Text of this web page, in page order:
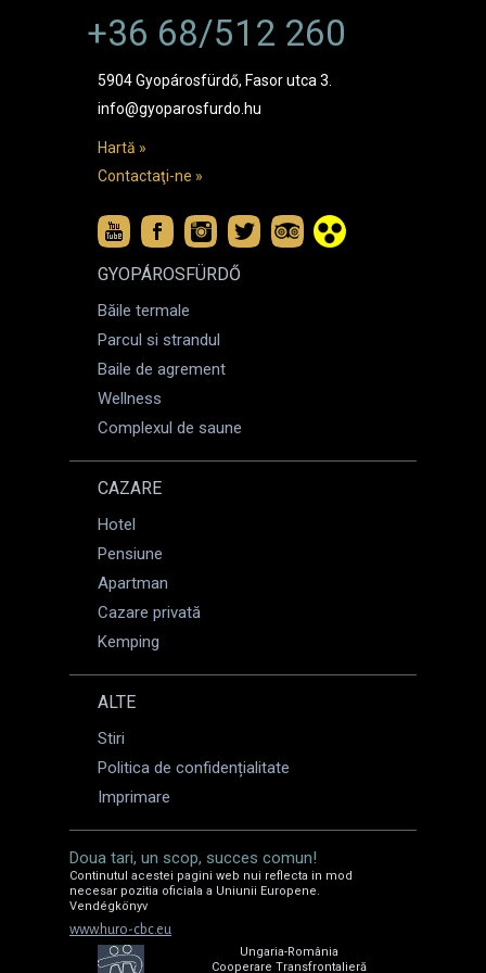
+36 68/512 260
5904 Gyopárosfürdő, Fasor utca 3.
info@gyoparosfurdo.hu
Hartă »
Contactaţi-ne »
GYOPÁROSFÜRDŐ
Băile termale
Parcul si strandul
Baile de agrement
Wellness
Complexul de saune
CAZARE
Hotel
Pensiune
Apartman
Cazare privată
Kemping
ALTE
Stiri
Politica de confidențialitate
Imprimare
Doua tari, un scop, succes comun!
Continutul acestei pagini web nui reflecta in mod
necesar pozitia oficiala a Uniunii Europene.
Vendégkönyv
www.huro-cbc.eu
Ungaria-România
Cooperare Transfrontalieră